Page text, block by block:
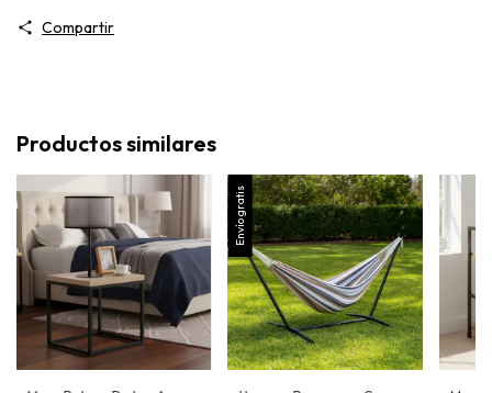
Compartir
Productos similares
Envío gratis